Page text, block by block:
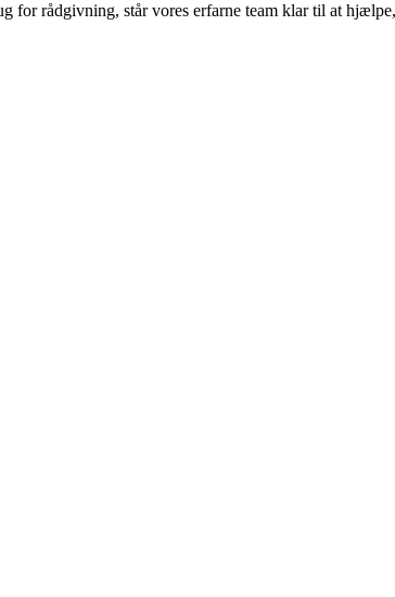
rådgivning, står vores erfarne team klar til at